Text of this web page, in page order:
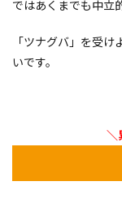
ではあくまでも中立
「ツナグバ」を受
いです。
＼